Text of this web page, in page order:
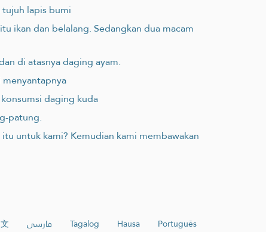
lapis bumi
ikan dan belalang. Sedangkan dua macam
di atasnya daging ayam.
daging kuda
patung.
untuk kami? Kemudian kami membawakan
فارسی Tagalog Hausa
Português